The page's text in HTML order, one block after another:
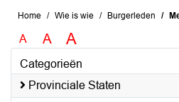
Home Wie is wie Burgerleden
A A A
Categorieën
Provinciale Staten